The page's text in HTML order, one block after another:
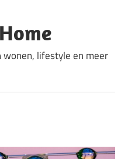
lifestyle en meer